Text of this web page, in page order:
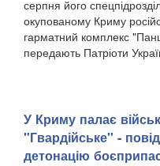
серпня його
окупованому Криму
гарматний комплекс
передають Патріоти
У Криму палає
"Гвардійське" -
детонацію